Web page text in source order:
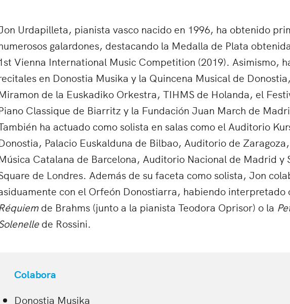
Urdapilleta, pianista vasco nacido en 1996, ha obtenido
galardones, destacando la Medalla de Plata
Vienna International Music Competition (2019). Asimismo,
en Donostia Musika y la Quincena Musical de
de la Euskadiko Orkestra, TIHMS de Holanda, el
Classique de Biarritz y la Fundación Juan March de
ha actuado como solista en salas como el Auditorio
Palacio Euskalduna de Bilbao, Auditorio de
Catalana de Barcelona, Auditorio Nacional de Madrid y
de Londres. Además de su faceta como solista, Jon
con el Orfeón Donostiarra, habiendo interpretado
de Brahms (junto a la pianista Teodora Oprisor) o la
de Rossini.
Colabora
Donostia Musika